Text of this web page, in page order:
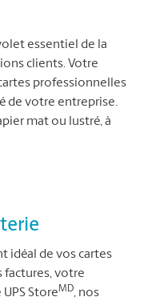
essentiel de la
clients. Votre
professionnelles
de votre entreprise.
mat ou lustré, à
idéal de vos cartes
factures, votre
StoreMD, nos